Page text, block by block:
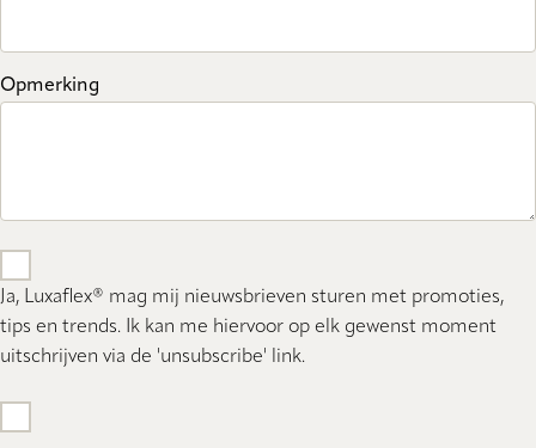
Opmerking
Ja, Luxaflex® mag mij nieuwsbrieven sturen met promoties,
tips en trends. Ik kan me hiervoor op elk gewenst moment
uitschrijven via de 'unsubscribe' link.